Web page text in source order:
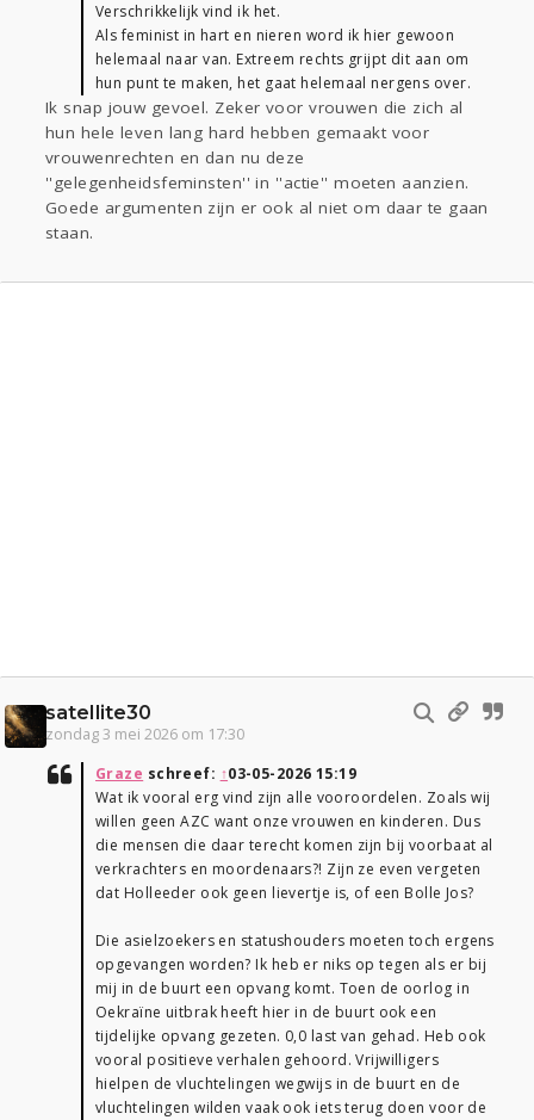
Verschrikkelijk vind ik het.
Als feminist in hart en nieren word ik hier gewoon
helemaal naar van. Extreem rechts grijpt dit aan om
hun punt te maken, het gaat helemaal nergens over.
Ik snap jouw gevoel. Zeker voor vrouwen die zich al
hun hele leven lang hard hebben gemaakt voor
vrouwenrechten en dan nu deze
''gelegenheidsfeminsten'' in ''actie'' moeten aanzien.
Goede argumenten zijn er ook al niet om daar te gaan
staan.
satellite30
zondag 3 mei 2026 om 17:30
Graze schreef: ↑03-05-2026 15:19
Wat ik vooral erg vind zijn alle vooroordelen. Zoals wij
willen geen AZC want onze vrouwen en kinderen. Dus
die mensen die daar terecht komen zijn bij voorbaat al
verkrachters en moordenaars?! Zijn ze even vergeten
dat Holleeder ook geen lievertje is, of een Bolle Jos?
Die asielzoekers en statushouders moeten toch ergens
opgevangen worden? Ik heb er niks op tegen als er bij
mij in de buurt een opvang komt. Toen de oorlog in
Oekraïne uitbrak heeft hier in de buurt ook een
tijdelijke opvang gezeten. 0,0 last van gehad. Heb ook
vooral positieve verhalen gehoord. Vrijwilligers
hielpen de vluchtelingen wegwijs in de buurt en de
vluchtelingen wilden vaak ook iets terug doen voor de